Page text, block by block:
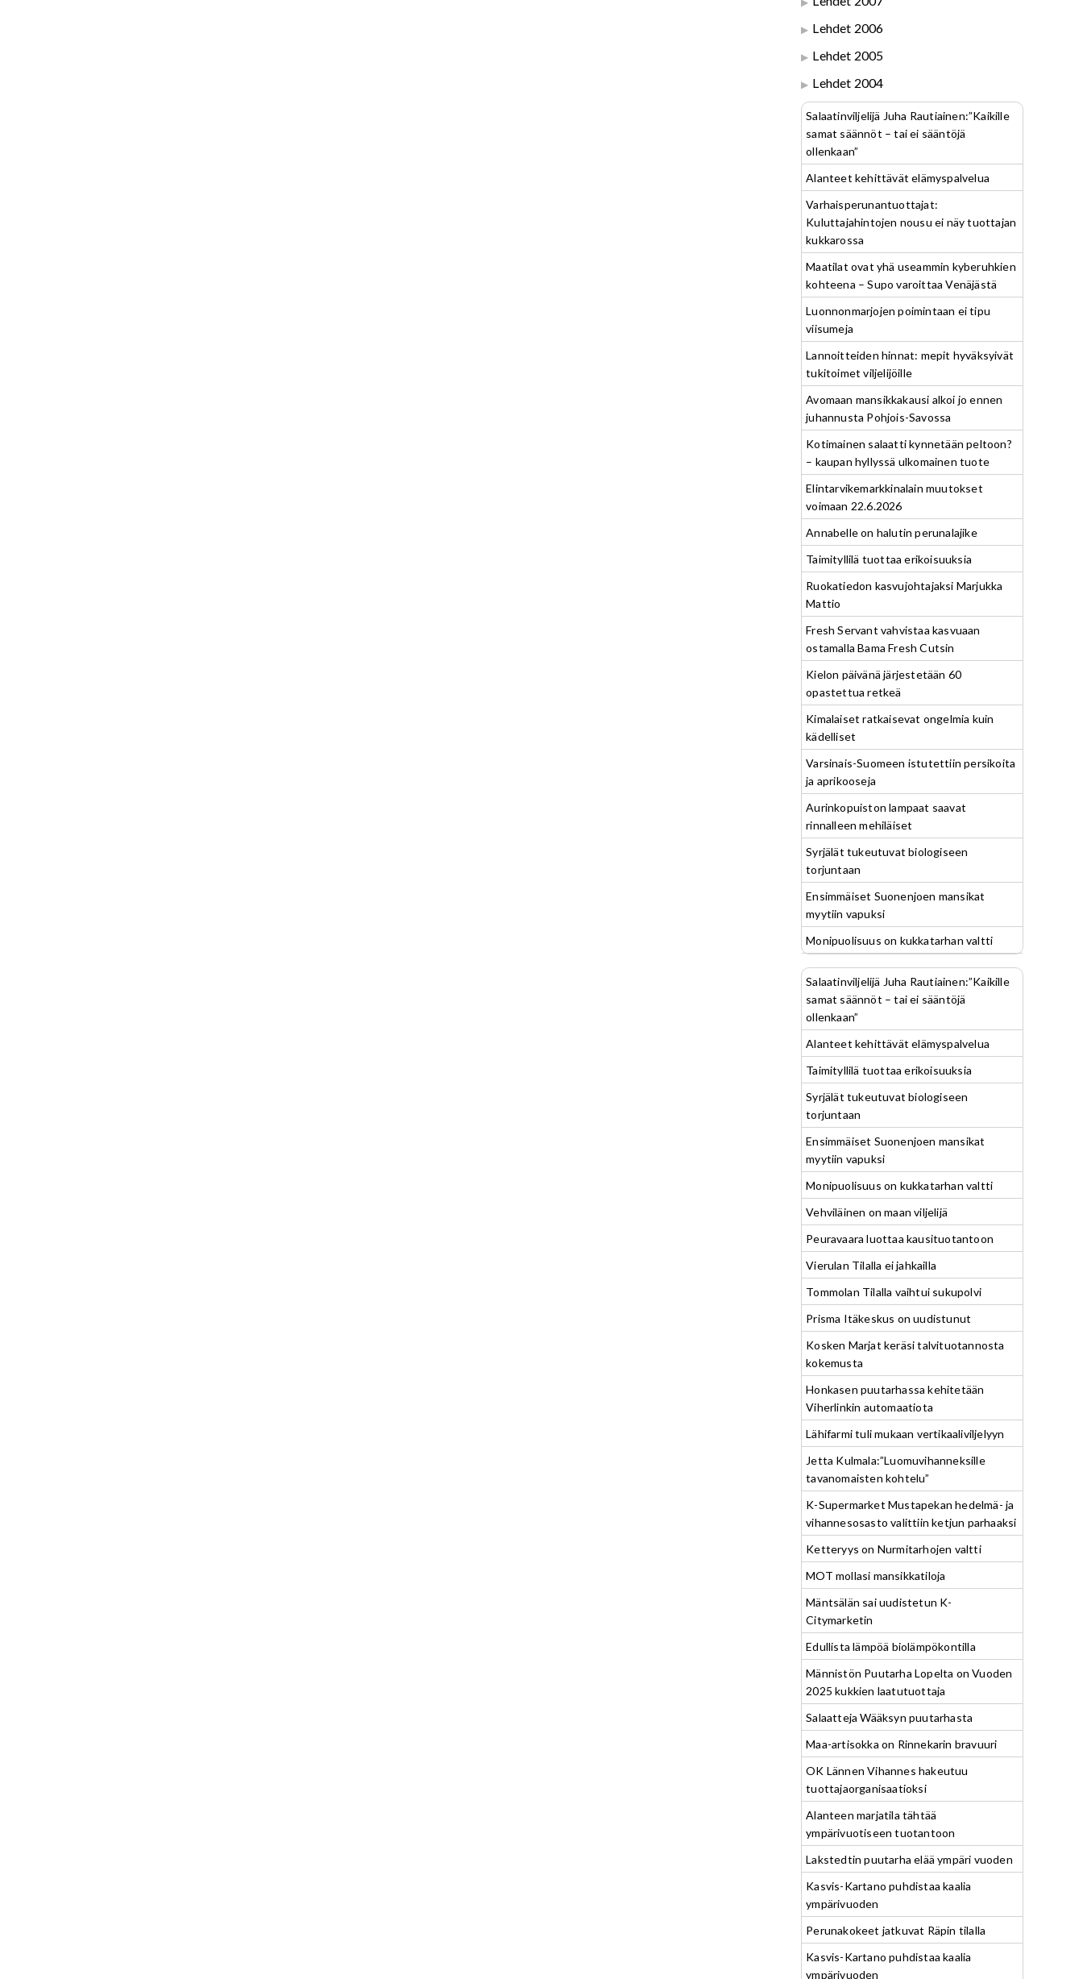
Lehdet 2006
Lehdet 2005
Lehdet 2004
Salaatinviljelijä Juha Rautiainen:”Kaikille
samat säännöt – tai ei sääntöjä
ollenkaan”
Alanteet kehittävät elämyspalvelua
Varhaisperunantuottajat:
Kuluttajahintojen nousu ei näy tuottajan
kukkarossa
Maatilat ovat yhä useammin kyberuhkien
kohteena – Supo varoittaa Venäjästä
Luonnonmarjojen poimintaan ei tipu
viisumeja
Lannoitteiden hinnat: mepit hyväksyivät
tukitoimet viljelijöille
Avomaan mansikkakausi alkoi jo ennen
juhannusta Pohjois-Savossa
Kotimainen salaatti kynnetään peltoon?
– kaupan hyllyssä ulkomainen tuote
Elintarvikemarkkinalain muutokset
voimaan 22.6.2026
Annabelle on halutin perunalajike
Taimityllilä tuottaa erikoisuuksia
Ruokatiedon kasvujohtajaksi Marjukka
Mattio
Fresh Servant vahvistaa kasvuaan
ostamalla Bama Fresh Cutsin
Kielon päivänä järjestetään 60
opastettua retkeä
Kimalaiset ratkaisevat ongelmia kuin
kädelliset
Varsinais-Suomeen istutettiin persikoita
ja aprikooseja
Aurinkopuiston lampaat saavat
rinnalleen mehiläiset
Syrjälät tukeutuvat biologiseen
torjuntaan
Ensimmäiset Suonenjoen mansikat
myytiin vapuksi
Monipuolisuus on kukkatarhan valtti
Salaatinviljelijä Juha Rautiainen:”Kaikille
samat säännöt – tai ei sääntöjä
ollenkaan”
Alanteet kehittävät elämyspalvelua
Taimityllilä tuottaa erikoisuuksia
Syrjälät tukeutuvat biologiseen
torjuntaan
Ensimmäiset Suonenjoen mansikat
myytiin vapuksi
Monipuolisuus on kukkatarhan valtti
Vehviläinen on maan viljelijä
Peuravaara luottaa kausituotantoon
Vierulan Tilalla ei jahkailla
Tommolan Tilalla vaihtui sukupolvi
Prisma Itäkeskus on uudistunut
Kosken Marjat keräsi talvituotannosta
kokemusta
Honkasen puutarhassa kehitetään
Viherlinkin automaatiota
Lähifarmi tuli mukaan vertikaaliviljelyyn
Jetta Kulmala:”Luomuvihanneksille
tavanomaisten kohtelu”
K-Supermarket Mustapekan hedelmä- ja
vihannesosasto valittiin ketjun parhaaksi
Ketteryys on Nurmitarhojen valtti
MOT mollasi mansikkatiloja
Mäntsälän sai uudistetun K-
Citymarketin
Edullista lämpöä biolämpökontilla
Männistön Puutarha Lopelta on Vuoden
2025 kukkien laatutuottaja
Salaatteja Wääksyn puutarhasta
Maa-artisokka on Rinnekarin bravuuri
OK Lännen Vihannes hakeutuu
tuottajaorganisaatioksi
Alanteen marjatila tähtää
ympärivuotiseen tuotantoon
Lakstedtin puutarha elää ympäri vuoden
Kasvis-Kartano puhdistaa kaalia
ympärivuoden
Perunakokeet jatkuvat Räpin tilalla
Kasvis-Kartano puhdistaa kaalia
ympärivuoden